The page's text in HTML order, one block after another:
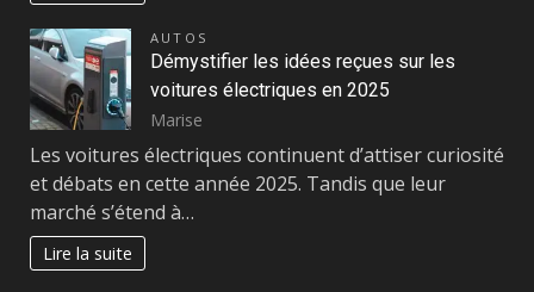
AUTOS
Démystifier les idées reçues sur les
voitures électriques en 2025
Marise
Les voitures électriques continuent d’attiser curiosité
et débats en cette année 2025. Tandis que leur
marché s’étend à…
Lire la suite